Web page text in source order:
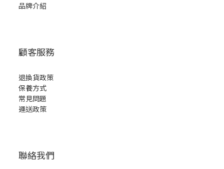
品牌介紹
顧客服務
退換貨政策
保養方式
常見問題
運送政策
聯絡我們